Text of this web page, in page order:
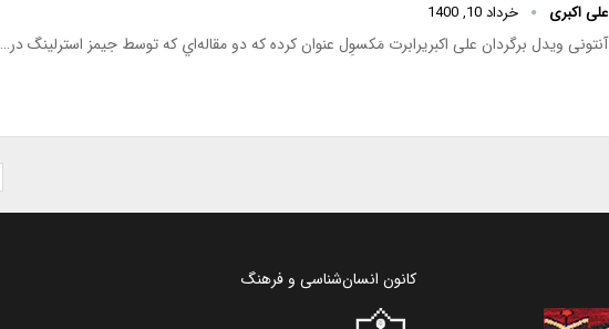
علی اکبری خرداد 10, 1400
آنتونی ویدل برگردان علی اکبریرابرت مَکسوِل عنوان کرده که دو مقاله‌اي که توسط جيمز استرلينگ در…
کانون انسان‌شناسی و فرهنگ